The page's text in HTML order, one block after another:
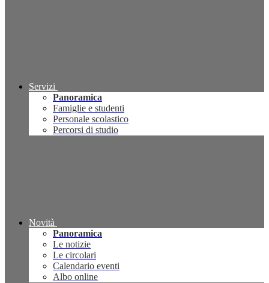
Servizi
Panoramica
Famiglie e studenti
Personale scolastico
Percorsi di studio
Novità
Panoramica
Le notizie
Le circolari
Calendario eventi
Albo online